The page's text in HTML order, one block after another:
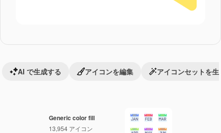
Generic color fill
13,954 アイコン
AI で生成する アイコンを編集 アイコンセットを生